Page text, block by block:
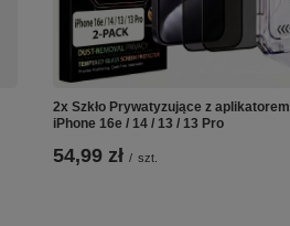
2x Szkło Prywatyzujące z
iPhone 16e / 14 / 13 / 13 Pro
54,99 zł / szt.